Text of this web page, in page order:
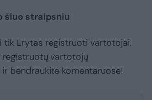
šiuo straipsniu
tik Lrytas registruoti vartotojai.
registruotų vartotojų
bendraukite komentaruose!